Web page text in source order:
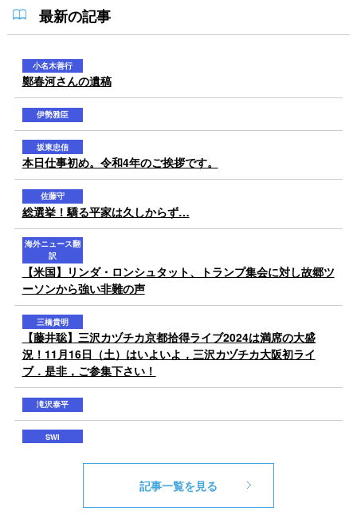
最新の記事
記事一覧を見る